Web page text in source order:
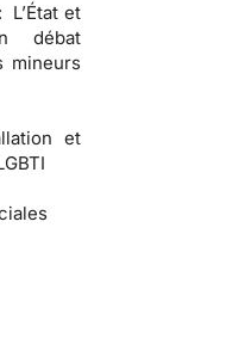
L’État et
débat
mineurs
et